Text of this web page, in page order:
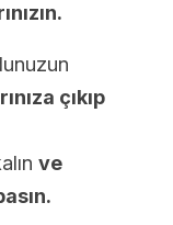
çıkıp
ve